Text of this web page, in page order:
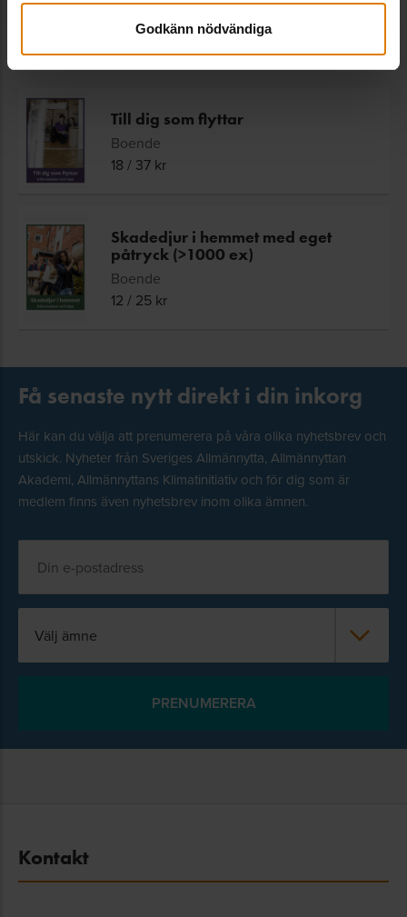
Godkänn nödvändiga
Relaterade trycksaker
Till dig som flyttar
Boende
18 / 37 kr
Skadedjur i hemmet med eget
påtryck (>1000 ex)
Boende
12 / 25 kr
Få senaste nytt direkt i din inkorg
Här kan du välja att prenumerera på våra olika nyhetsbrev och
utskick. Nyheter från Sveriges Allmännytta, Allmännyttan
Akademi, Allmännyttans Klimatinitiativ och för dig som är
medlem finns även nyhetsbrev inom olika ämnen.
Välj ämne
Kontakt